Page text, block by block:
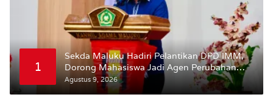
1
Sekda Maluku Hadiri Pelantikan DPD IMM,
Dorong Mahasiswa Jadi Agen Perubahan
dan Mitra Strategis Pemerintah
Agustus 9, 2026